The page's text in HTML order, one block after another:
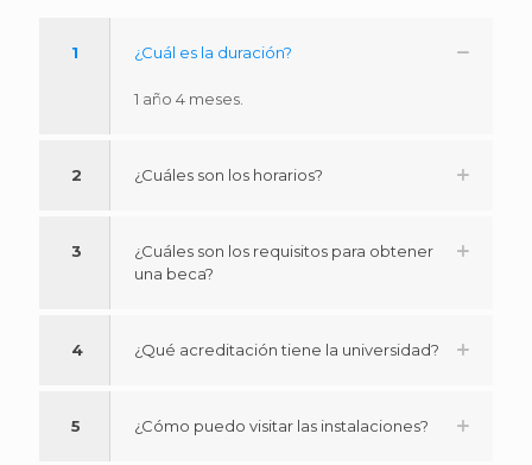
1 ¿Cuál es la duración?
1 año 4 meses.
2 ¿Cuáles son los horarios?
3
¿Cuáles son los requisitos para obtener
una beca?
4 ¿Qué acreditación tiene la universidad?
5 ¿Cómo puedo visitar las instalaciones?